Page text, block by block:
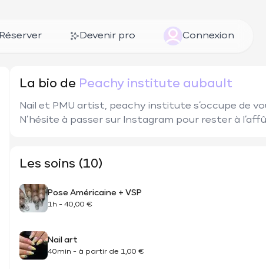
Réserver Devenir pro Connexion
La bio de Peachy institute aubault
Nail et PMU artist, peachy institute s’occupe de
N’hésite à passer sur Instagram pour rester à
Les soins (10)
Pose Américaine + VSP
1h - 40,00 €
Nail art
40min - à partir de 1,00 €